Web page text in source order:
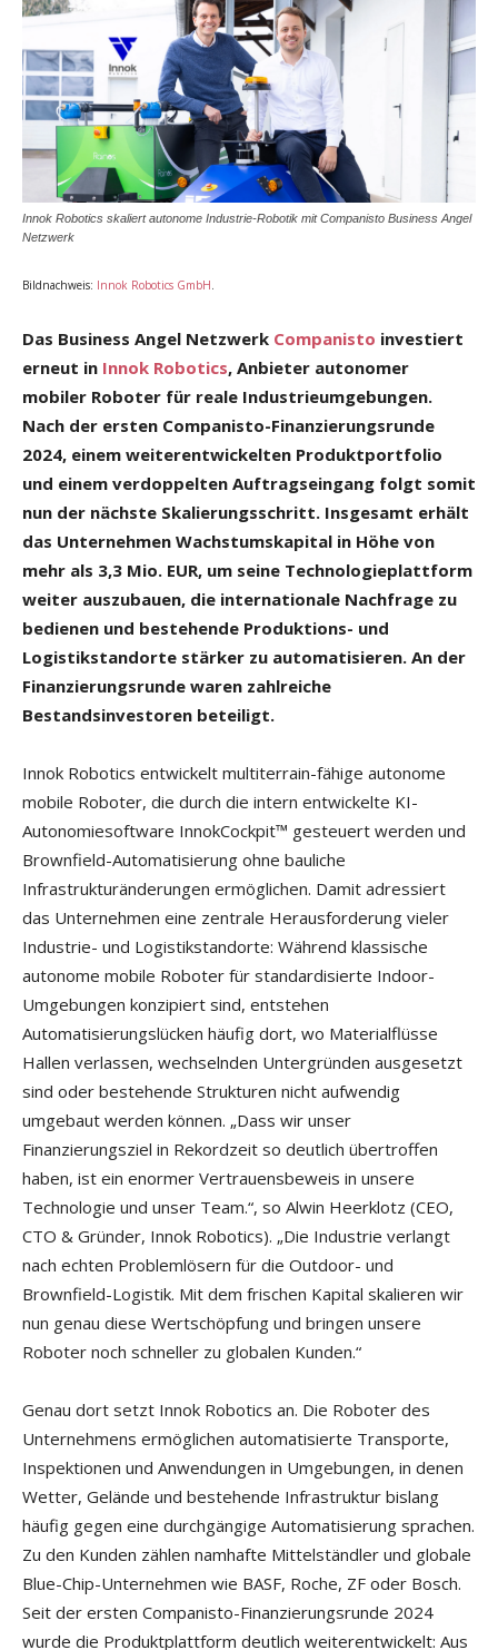
Innok Robotics skaliert autonome Industrie-Robotik mit Companisto Business Angel
Netzwerk
Bildnachweis: Innok Robotics GmbH.
Das Business Angel Netzwerk Companisto investiert
erneut in Innok Robotics, Anbieter autonomer
mobiler Roboter für reale Industrieumgebungen.
Nach der ersten Companisto-Finanzierungsrunde
2024, einem weiterentwickelten Produktportfolio
und einem verdoppelten Auftragseingang folgt somit
nun der nächste Skalierungsschritt. Insgesamt erhält
das Unternehmen Wachstumskapital in Höhe von
mehr als 3,3 Mio. EUR, um seine Technologieplattform
weiter auszubauen, die internationale Nachfrage zu
bedienen und bestehende Produktions- und
Logistikstandorte stärker zu automatisieren. An der
Finanzierungsrunde waren zahlreiche
Bestandsinvestoren beteiligt.
Innok Robotics entwickelt multiterrain-fähige autonome
mobile Roboter, die durch die intern entwickelte KI-
Autonomiesoftware InnokCockpit™ gesteuert werden und
Brownfield-Automatisierung ohne bauliche
Infrastrukturänderungen ermöglichen. Damit adressiert
das Unternehmen eine zentrale Herausforderung vieler
Industrie- und Logistikstandorte: Während klassische
autonome mobile Roboter für standardisierte Indoor-
Umgebungen konzipiert sind, entstehen
Automatisierungslücken häufig dort, wo Materialflüsse
Hallen verlassen, wechselnden Untergründen ausgesetzt
sind oder bestehende Strukturen nicht aufwendig
umgebaut werden können. „Dass wir unser
Finanzierungsziel in Rekordzeit so deutlich übertroffen
haben, ist ein enormer Vertrauensbeweis in unsere
Technologie und unser Team.“, so Alwin Heerklotz (CEO,
CTO & Gründer, Innok Robotics). „Die Industrie verlangt
nach echten Problemlösern für die Outdoor- und
Brownfield-Logistik. Mit dem frischen Kapital skalieren wir
nun genau diese Wertschöpfung und bringen unsere
Roboter noch schneller zu globalen Kunden.“
Genau dort setzt Innok Robotics an. Die Roboter des
Unternehmens ermöglichen automatisierte Transporte,
Inspektionen und Anwendungen in Umgebungen, in denen
Wetter, Gelände und bestehende Infrastruktur bislang
häufig gegen eine durchgängige Automatisierung sprachen.
Zu den Kunden zählen namhafte Mittelständler und globale
Blue-Chip-Unternehmen wie BASF, Roche, ZF oder Bosch.
Seit der ersten Companisto-Finanzierungsrunde 2024
wurde die Produktplattform deutlich weiterentwickelt: Aus